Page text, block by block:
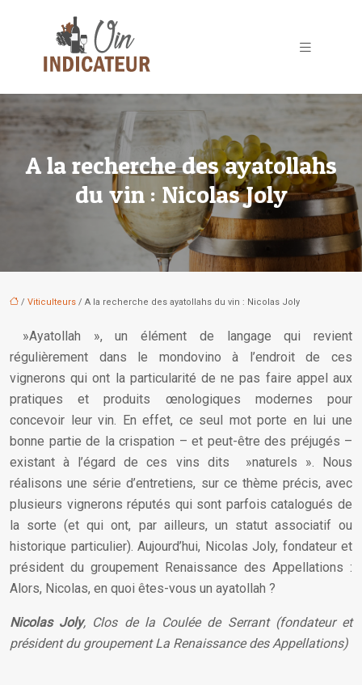
A la recherche des ayatollahs
du vin : Nicolas Joly
/ Viticulteurs / A la recherche des ayatollahs du vin : Nicolas Joly
»Ayatollah », un élément de langage qui revient
régulièrement dans le mondovino à l’endroit de ces
vignerons qui ont la particularité de ne pas faire appel aux
pratiques et produits œnologiques modernes pour
concevoir leur vin. En effet, ce seul mot porte en lui une
bonne partie de la crispation – et peut-être des préjugés –
existant à l’égard de ces vins dits »naturels ». Nous
réalisons une série d’entretiens, sur ce thème précis, avec
plusieurs vignerons réputés qui sont parfois catalogués de
la sorte (et qui ont, par ailleurs, un statut associatif ou
historique particulier). Aujourd’hui, Nicolas Joly, fondateur et
président du groupement Renaissance des Appellations :
Alors, Nicolas, en quoi êtes-vous un ayatollah ?
Nicolas Joly, Clos de la Coulée de Serrant (fondateur et
président du groupement La Renaissance des Appellations)